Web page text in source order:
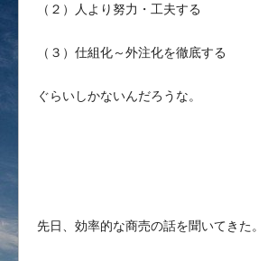
（２）人より努力・工夫する
（３）仕組化～外注化を徹底する
ぐらいしかないんだろうな。
先日、効率的な商売の話を聞いてきた。